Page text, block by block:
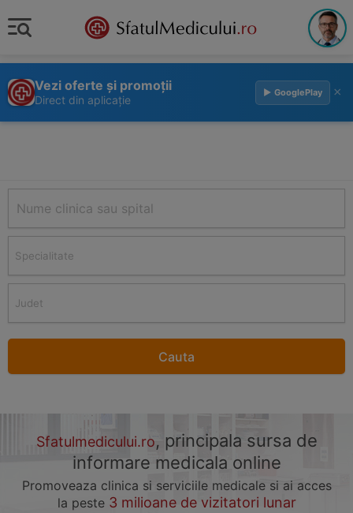
Vezi oferte și promoții
Direct din aplicație
▶ GooglePlay ×
Sfatulmedicului.ro, principala sursa de
informare medicala online
Promoveaza clinica si serviciile medicale si ai acces
la peste 3 milioane de vizitatori lunar